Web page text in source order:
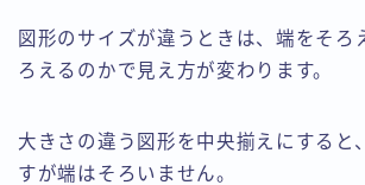
図形のサイズが違うときは、端をそろ
ろえるのかで見え方が変わります。
大きさの違う図形を中央揃えにすると
すが端はそろいません。